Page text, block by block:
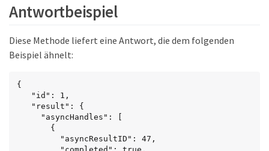
Antwortbeispiel
Diese Methode liefert eine Antwort, die dem folgenden
Beispiel ähnelt:
{